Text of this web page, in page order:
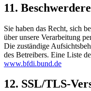
11.
Sie haben das Recht, sich
über unsere Verarbeitung
Die zuständige
des Betreibers. Eine Liste
www.bfdi.bund.de
12. SSL/TLS-